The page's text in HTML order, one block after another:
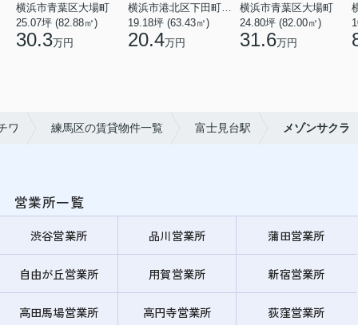
横浜市青葉区大場町
25.07坪 (82.88㎡)
30.3万円
19.18坪 (63.43㎡)
20.4万円
横浜市青葉区大場町
24.80坪 (82.00㎡)
31.6万円
ワ 練馬区の賃貸物件一覧 富士見台駅 メゾンサクラ
営業所一覧
渋谷営業所 品川営業所 蒲田営業所
自由が丘営業所 用賀営業所 新宿営業所
高田馬場営業所 高円寺営業所 荻窪営業所